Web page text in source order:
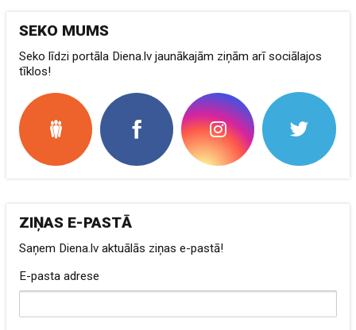
SEKO MUMS
Seko līdzi portāla Diena.lv jaunākajām ziņām arī sociālajos
tīklos!
ZIŅAS E-PASTĀ
Saņem Diena.lv aktuālās ziņas e-pastā!
E-pasta adrese